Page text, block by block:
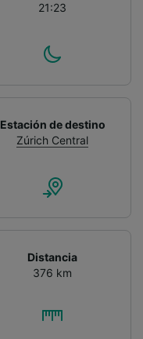
21:23
Estación de destino
Zúrich Central
Distancia
376 km